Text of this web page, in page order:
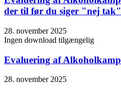
der til før du siger "nej tak"
28. november 2025
Ingen download tilgængelig
Evaluering af
28. november 2025